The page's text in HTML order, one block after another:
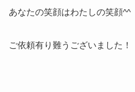
あなたの笑顔はわたしの笑顔^^
ご依頼有り難うございました！